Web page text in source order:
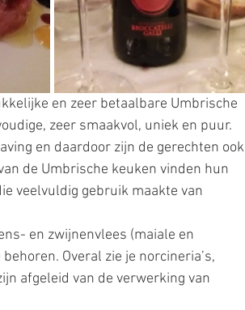
en zeer betaalbare Umbrische
zeer smaakvol, uniek en puur.
en daardoor zijn de gerechten ook
de Umbrische keuken vinden hun
veelvuldig gebruik maakte van
en zwijnenvlees (maiale en
Overal zie je norcineria’s,
afgeleid van de verwerking van